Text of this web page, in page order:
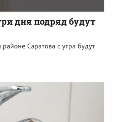
дня подряд будут
Саратова с утра будут